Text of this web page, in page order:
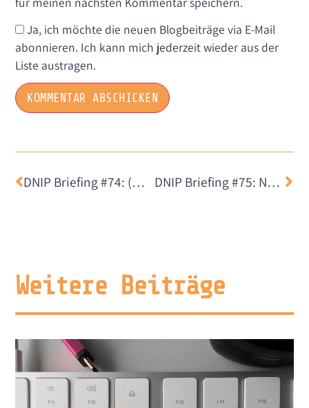
Ja, ich möchte die neuen Blogbeiträge via E-Mail
abonnieren. Ich kann mich jederzeit wieder aus der
Liste austragen.
DNIP Briefing #74: (Mit) Sperren umgehen DNIP Briefing #75: Natürlich finden
Weitere Beiträge